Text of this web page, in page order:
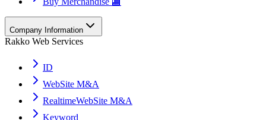
Company Information
Rakko Web Services
ID
WebSite M&A
RealtimeWebSite M&A
Keyword